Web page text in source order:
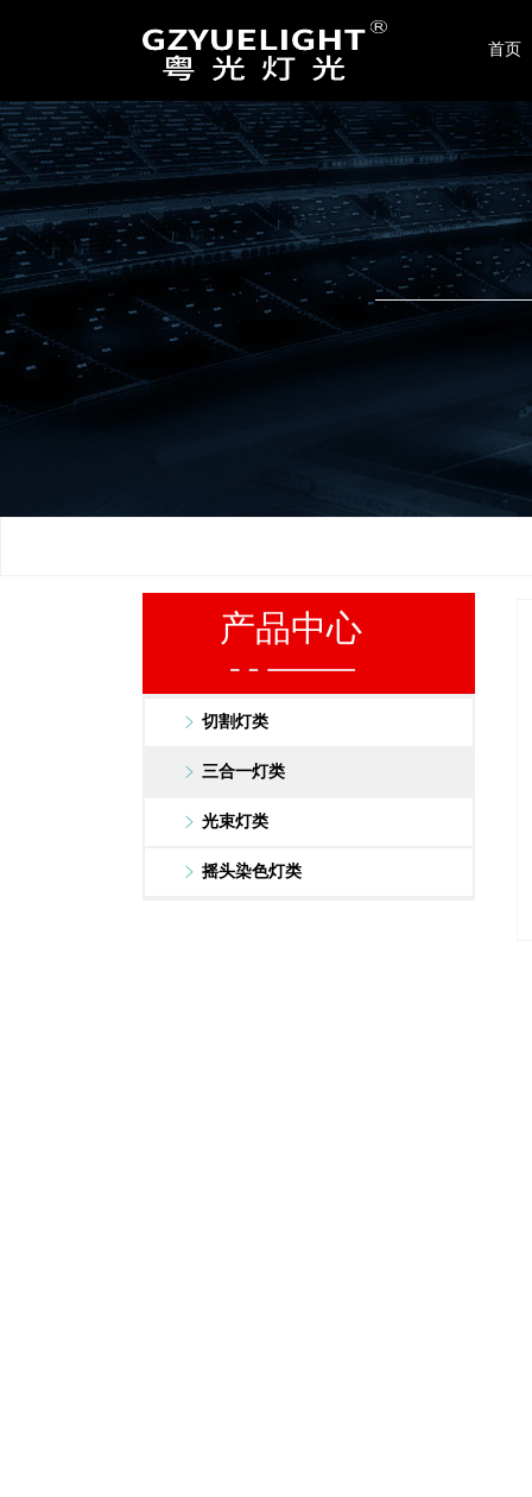
首页
产品中心
切割灯类
三合一灯类
光束灯类
摇头染色灯类
联系我们
广州晟光舞台灯光音响设备有限公司
地址：广州市番禺区东环街星力22-24号
电话：020-86423189 / 4008017299
手机：189-2413-6669
传真：+86-020-86423189
邮箱：
yuelight2008@126.com
www.yuelight.com